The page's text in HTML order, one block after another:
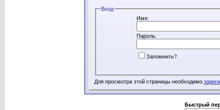
Вход
Имя:
Пароль:
Запомнить?
Для просмотра этой страницы необходимо
Быстрый